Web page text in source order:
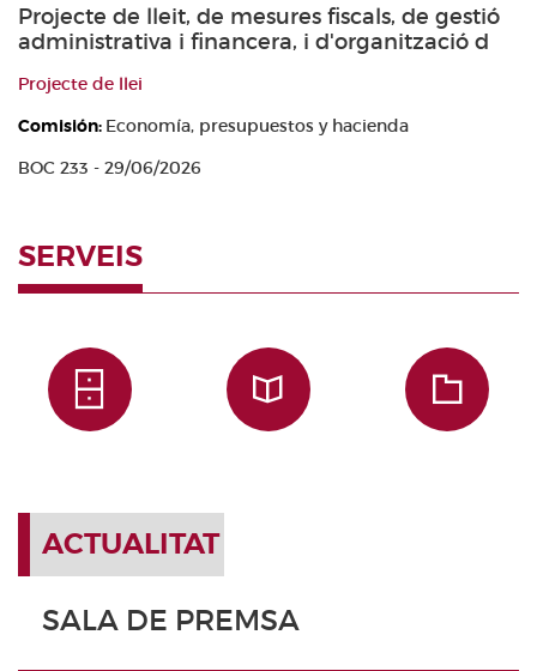
Projecte de lleit, de mesures fiscals, de gestió
administrativa i financera, i d'organització d
Projecte de llei
Comisión: Economía, presupuestos y hacienda
BOC 233 - 29/06/2026
SERVEIS
ACTUALITAT
SALA DE PREMSA